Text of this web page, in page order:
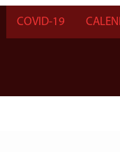
COVID-19